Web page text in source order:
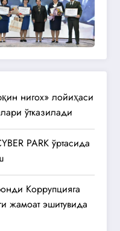
нигох» лойиҳаси
ўтказилади
PARK ўртасида
Коррупцияга
жамоат эшитувида